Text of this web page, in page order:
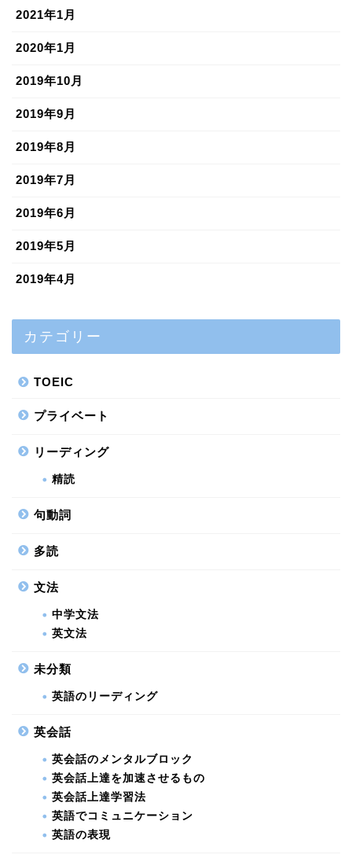
2021年1月
2020年1月
2019年10月
2019年9月
2019年8月
2019年7月
2019年6月
2019年5月
2019年4月
カテゴリー
TOEIC
プライベート
リーディング
精読
句動詞
多読
文法
中学文法
英文法
未分類
英語のリーディング
英会話
英会話のメンタルブロック
英会話上達を加速させるもの
英会話上達学習法
英語でコミュニケーション
英語の表現